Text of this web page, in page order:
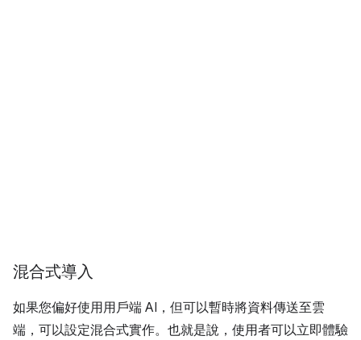
混合式導入
如果您偏好使用用戶端 AI，但可以暫時將資料傳送至雲
端，可以設定混合式實作。也就是說，使用者可以立即體驗